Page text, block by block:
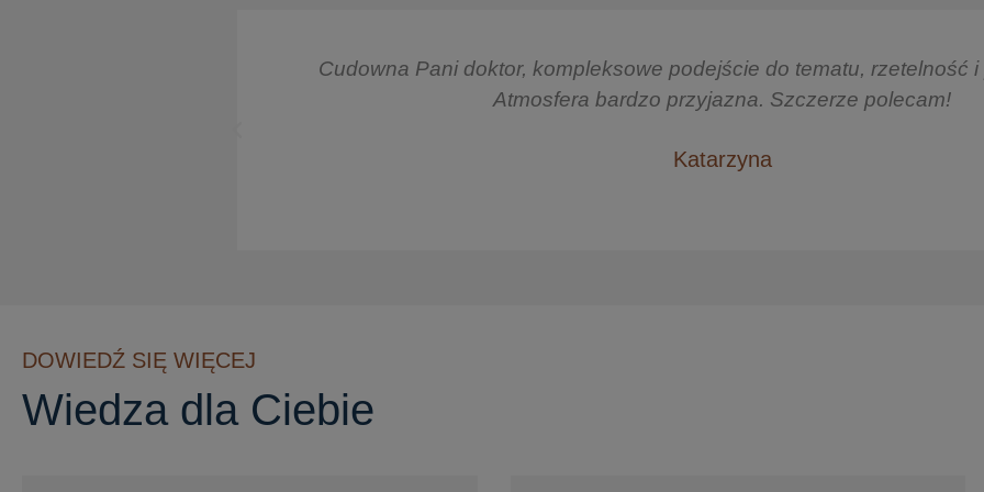
Super empatyczna, mila i kompetentna Pani Doktor. Ogrom wiedzy,
przez Panią Doktor są przemyślane, bez naciągania klienta,
DOWIEDŹ SIĘ WIĘCEJ
Wiedza dla Ciebie